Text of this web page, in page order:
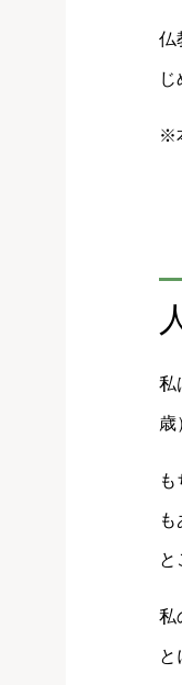
仏
※
私
歳
と
私
と